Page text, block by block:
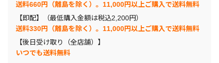
送料660円（離島を除く）。11,000円以上ご購入で送料無料
【即配】（最低購入金額は税込2,200円）
送料330円（離島を除く）。11,000円以上ご購入で送料無料
【後日受け取り（全店舗）】
いつでも送料無料